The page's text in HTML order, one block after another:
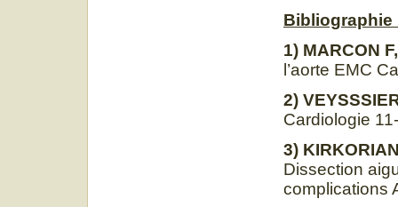
Bibliographie
1) MARCON
l’aorte EMC
2)
Cardiologie
3)
Dissection
complications